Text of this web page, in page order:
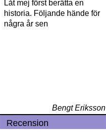
Låt mej först berätta en
historia. Följande hände för
några år sen
Bengt Eriksson
Recension